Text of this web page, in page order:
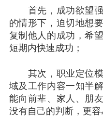
首先，成功欲望强
的情形下，迫切地想
复制他人的成功，希
短期内快速成功；
其次，职业定位模
域及工作内容一知半
能向前辈、家人、朋
没有自己的判断，更容